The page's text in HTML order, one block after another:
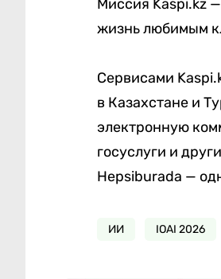
Миссия Kaspi.kz
жизнь любимым
Сервисами
в Казахстане и
электронную
госуслуги и
Hepsiburada —
ИИ IOAI 2026